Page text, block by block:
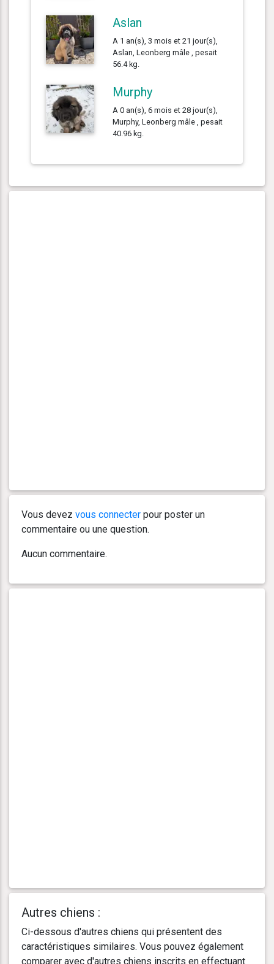
Aslan
A 1 an(s), 3 mois et 21 jour(s),
Aslan, Leonberg mâle , pesait
56.4 kg.
Murphy
A 0 an(s), 6 mois et 28 jour(s),
Murphy, Leonberg mâle , pesait
40.96 kg.
Vous devez vous connecter pour poster un
commentaire ou une question.
Aucun commentaire.
Autres chiens :
Ci-dessous d'autres chiens qui présentent des
caractéristiques similaires. Vous pouvez également
comparer avec d'autres chiens inscrits en effectuant